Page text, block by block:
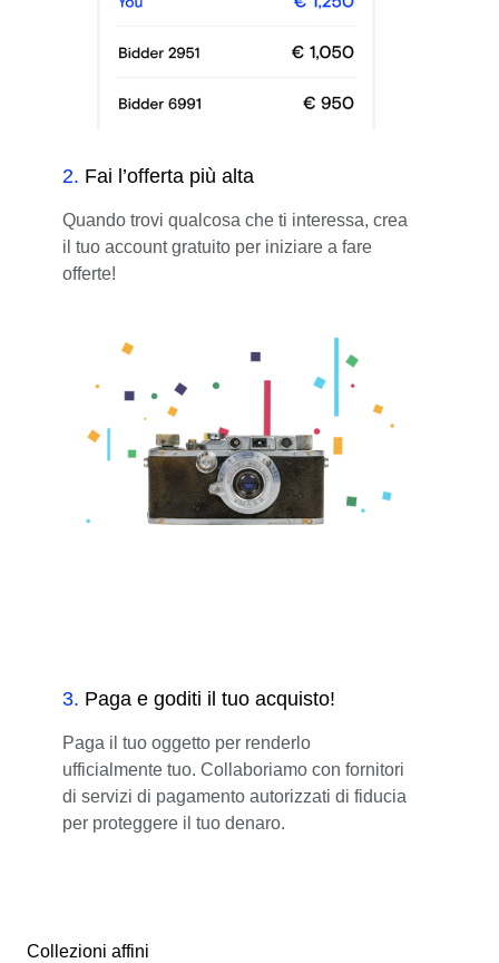
2. Fai l’offerta più alta
Quando trovi qualcosa che ti interessa, crea
il tuo account gratuito per iniziare a fare
offerte!
3. Paga e goditi il tuo acquisto!
Paga il tuo oggetto per renderlo
ufficialmente tuo. Collaboriamo con fornitori
di servizi di pagamento autorizzati di fiducia
per proteggere il tuo denaro.
Collezioni affini